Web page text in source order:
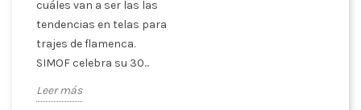
cuáles van a ser las las
tendencias en telas para
trajes de flamenca.
SIMOF celebra su 30...
Leer más